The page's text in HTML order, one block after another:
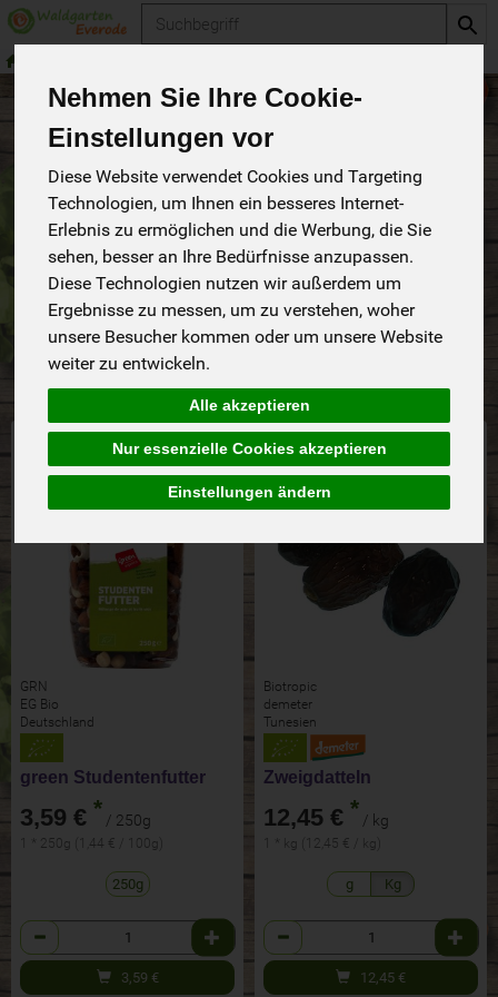
Nehmen Sie Ihre Cookie-
Einstellungen vor
Diese Website verwendet Cookies und Targeting
Technologien, um Ihnen ein besseres Internet-
Erlebnis zu ermöglichen und die Werbung, die Sie
sehen, besser an Ihre Bedürfnisse anzupassen.
Diese Technologien nutzen wir außerdem um
Ergebnisse zu messen, um zu verstehen, woher
unsere Besucher kommen oder um unsere Website
weiter zu entwickeln.
Alle akzeptieren
Nur essenzielle Cookies akzeptieren
Einstellungen ändern
Produkt
Trockenobst
Hersteller Ernährung Allergene
GRN
EG Bio
Deutschland
green Studentenfutter
3,59 € * / 250g
1 * 250g (1,44 € / 100g)
250g
Anzahl
3,59 €
Biotropic
demeter
Tunesien
Zweigdatteln
12,45 € * / kg
1 * kg (12,45 € / kg)
g Kg
Anzahl
12,45 €